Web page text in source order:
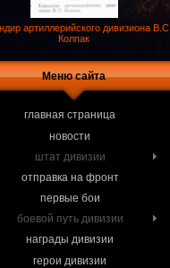
артиллерийского дивизиона В.С.
Колпак
Меню сайта
главная страница
новости
штат дивизии
отправка на фронт
первые бои
боевой путь дивизии
награды дивизии
герои дивизии